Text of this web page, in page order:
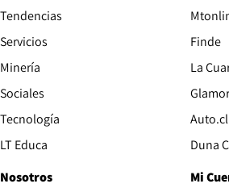
Tendencias
Servicios
Minería
Sociales
Tecnología
LT Educa
Finde
La
Auto.cl
Duna
Nosotros
Mi